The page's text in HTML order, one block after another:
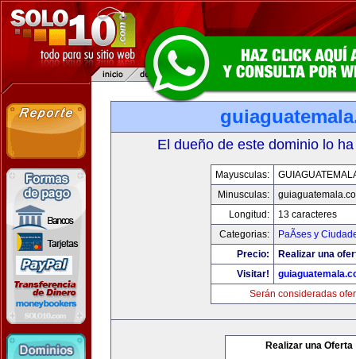
El dueño de este dominio lo
Mayusculas:
Minusculas:
Longitud:
13 caracteres
Categorias:
PaÃ­ses y
Precio:
Realizar una
Visitar!
Serán consideradas
Realizar una Oferta